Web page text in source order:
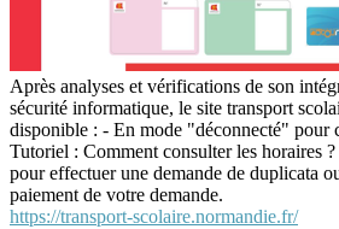
Après analyses et vérifications de son
sécurité informatique, le site transport
disponible : - En mode "déconnecté" pour
Tutoriel : Comment consulter les horaires
pour effectuer une demande de duplicata
paiement de votre demande.
https://transport-scolaire.normandie.fr/